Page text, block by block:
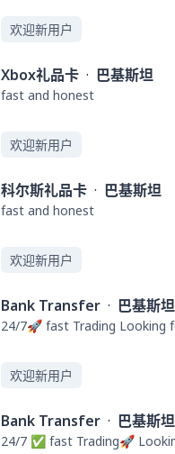
欢迎新用户
Xbox礼品卡 · 巴基斯坦
fast and honest
欢迎新用户
科尔斯礼品卡 · 巴基斯坦
fast and honest
欢迎新用户
Bank Transfer · 巴基斯坦
24/7🚀 fast Trading Looking
欢迎新用户
Bank Transfer · 巴基斯坦
24/7 ✅ fast Trading🚀